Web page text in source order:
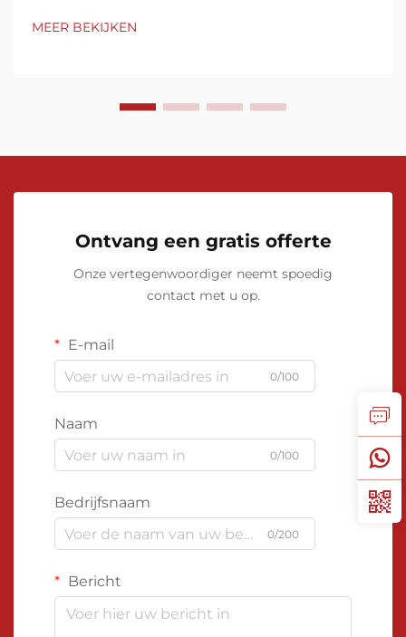
kwaliteitscontrole en naleving van voorschriften.
MEER BEKIJKEN
Ontvang een gratis offerte
Onze vertegenwoordiger neemt spoedig
contact met u op.
E-mail
0/100
Naam
0/100
Bedrijfsnaam
0/200
Bericht